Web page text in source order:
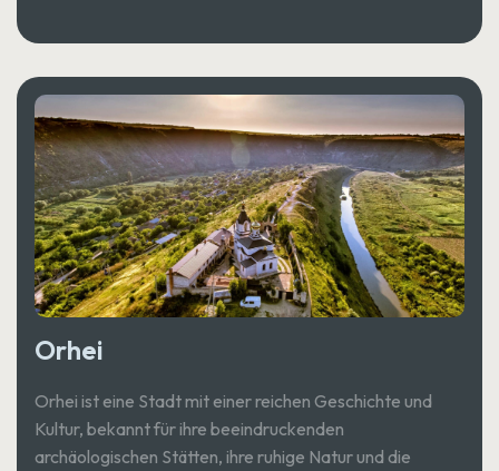
Orhei
Orhei ist eine Stadt mit einer reichen Geschichte und
Kultur, bekannt für ihre beeindruckenden
archäologischen Stätten, ihre ruhige Natur und die